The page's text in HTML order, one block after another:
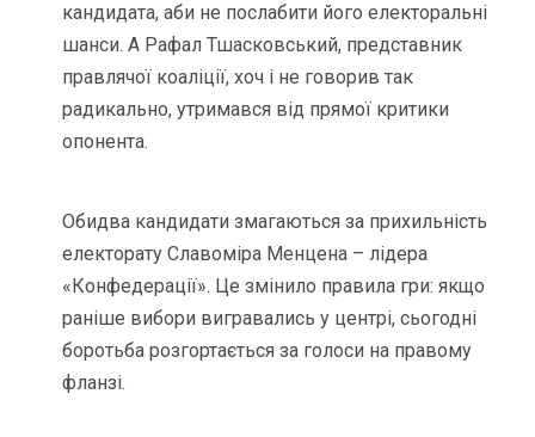
кандидата, аби не послабити його електоральні
шанси. А Рафал Тшасковський, представник
правлячої коаліції, хоч і не говорив так
радикально, утримався від прямої критики
опонента.
Обидва кандидати змагаються за прихильність
електорату Славоміра Менцена – лідера
«Конфедерації». Це змінило правила гри: якщо
раніше вибори вигравались у центрі, сьогодні
боротьба розгортається за голоси на правому
фланзі.